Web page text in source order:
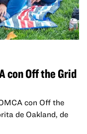
con Off the Grid
con Off the
de Oakland, de